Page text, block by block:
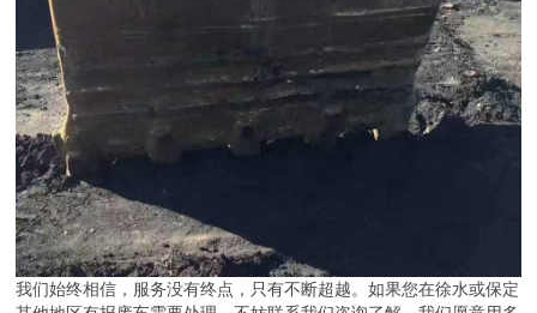
我们始终相信，服务没有终点，只有不断超越。如果您在徐水或保定